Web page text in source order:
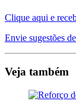
Clique aqui e
Envie sugestões
Veja também